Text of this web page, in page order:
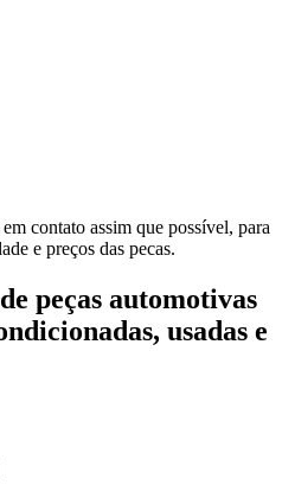
contato assim que possível, para
e preços das pecas.
peças automotivas
usadas e